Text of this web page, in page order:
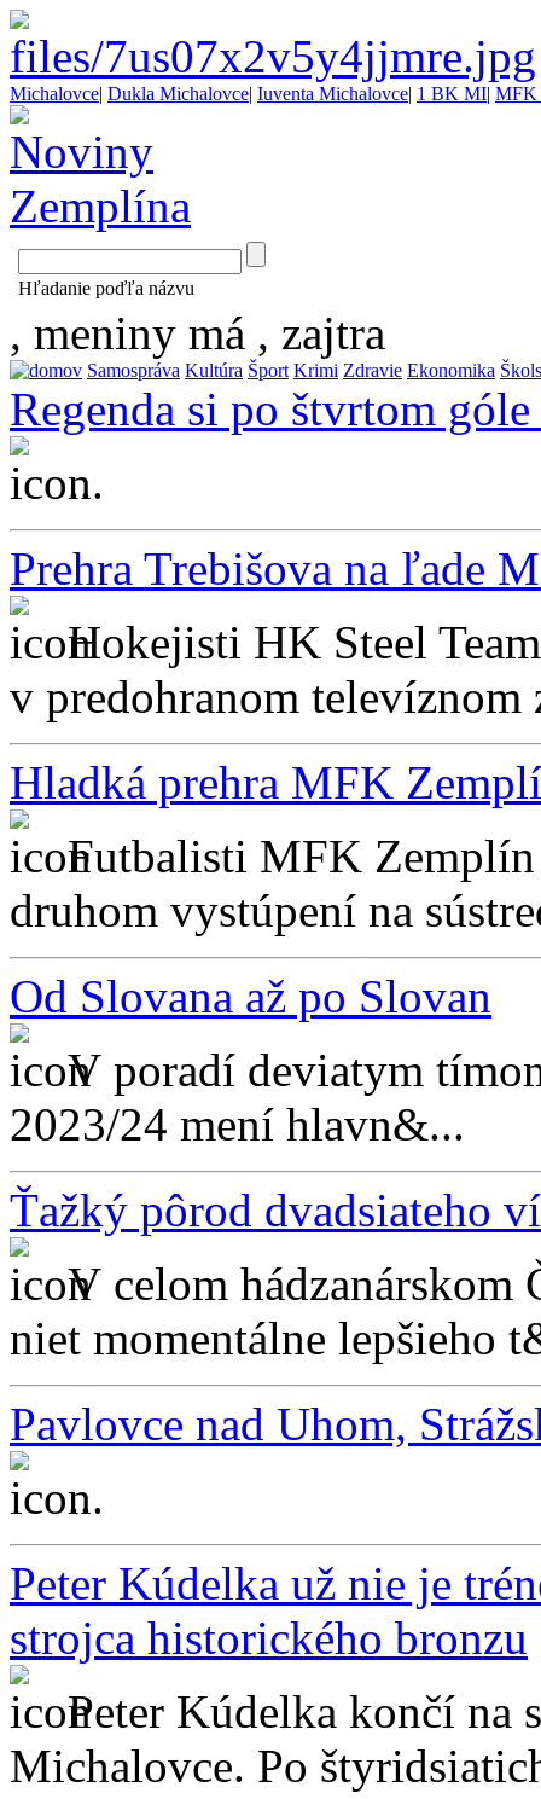
Michalovce| Dukla Michalovce| Iuventa Michalovce| 1 BK MI| MFK
Hľadanie poďľa názvu
, meniny má , zajtra
Samospráva Kultúra Šport Krimi Zdravie Ekonomika
Regenda si po štvrtom
...
Prehra Trebišova na ľade
Hokejisti HK Steel
v predohranom televíznom
Hladká prehra MFK
Futbalisti MFK
druhom vystúpení na
Od Slovana až po Slovan
V poradí deviatym
2023/24 mení hlavn&...
Ťažký pôrod dvadsiateho
V celom hádzanárskom
niet momentálne lepšieho
Pavlovce nad Uhom,
...
Peter Kúdelka už nie je
strojca historického bronzu
Peter Kúdelka končí na
Michalovce. Po